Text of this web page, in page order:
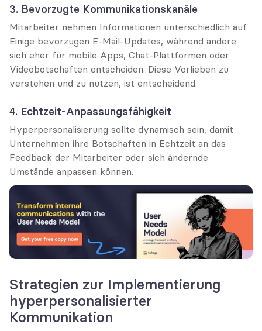
3. Bevorzugte Kommunikationskanäle
Mitarbeiter nehmen Informationen unterschiedlich auf.
Einige bevorzugen E-Mail-Updates, während andere
sich eher für mobile Apps, Chat-Plattformen oder
Videobotschaften entscheiden. Diese Vorlieben zu
verstehen und zu nutzen, ist entscheidend.
4. Echtzeit-Anpassungsfähigkeit
Hyperpersonalisierung sollte dynamisch sein, damit
Unternehmen ihre Botschaften in Echtzeit an das
Feedback der Mitarbeiter oder sich ändernde
Umstände anpassen können.
Strategien zur Implementierung
hyperpersonalisierter
Kommunikation